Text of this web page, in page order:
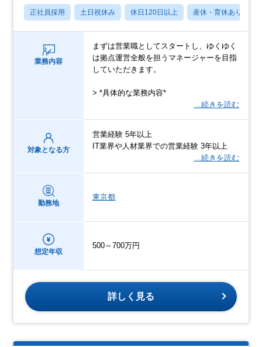
正社員採用 土日祝休み 休日120日以上 産休・育休あり
業務内容
まずは営業職としてスタートし、ゆくゆく
は拠点運営全般を担うマネージャーを目指
していただきます。
> *具体的な業務内容*
…続きを読む
対象となる方
営業経験 5年以上
IT業界や人材業界での営業経験 3年以上
…続きを読む
勤務地
東京都
想定年収
500～700万円
詳しく見る